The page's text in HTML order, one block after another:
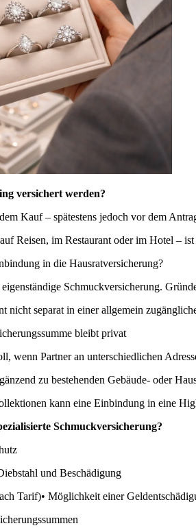
versichert werden?
Kauf – spätestens jedoch vor dem
Reisen, im Restaurant oder im Hotel –
in die Hausratversicherung?
Schmuckversicherung.
nicht separat in einer allgemein
bleibt privat
wenn Partner an unterschiedlichen
zu bestehenden Gebäude- oder
kann eine Einbindung in eine
Schmuckversicherung?
und Beschädigung
Tarif)• Möglichkeit einer